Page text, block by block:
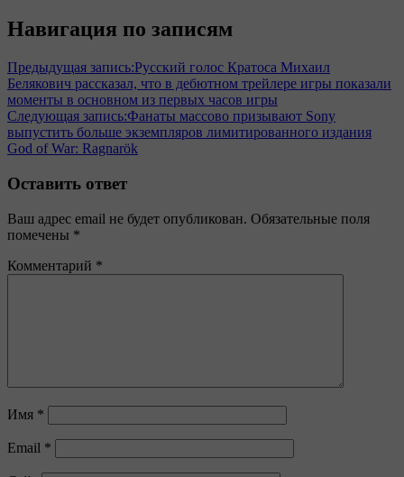
Навигация по записям
Предыдущая запись:Русский голос Кратоса Михаил
Белякович рассказал, что в дебютном трейлере игры показали
моменты в основном из первых часов игры
Следующая запись:Фанаты массово призывают Sony
выпустить больше экземпляров лимитированного издания
God of War: Ragnarök
Оставить ответ
Ваш адрес email не будет опубликован. Обязательные поля
помечены *
Комментарий *
Имя *
Email *